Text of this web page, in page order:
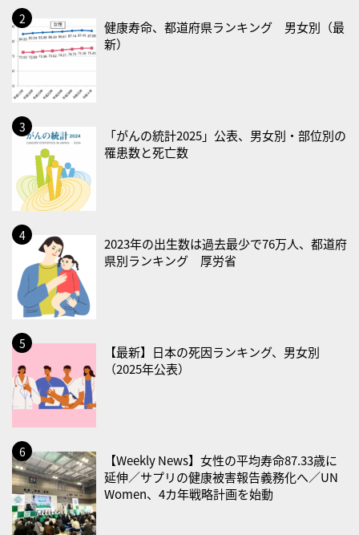
・食育の日
2026/08/21(金)
・治療アプリの日
・献血の日
2026/08/22(土)
・禁煙の日
2026/08/23(日)
・不眠の日
・乳酸菌の日
2026/08/25(火)
・いたわり肌の日
2026/08/26(水)
・風呂の日
2026/08/29(土)
・筋肉強化の日
・ＥＰＡの日
2026/08/31(月)
・菜の日
・血管内破砕術（IVL）の日
健康寿命、都道府県ランキング 男女別（最
新）
「がんの統計2025」公表、男女別・部位別の
罹患数と死亡数
2023年の出生数は過去最少で76万人、都道府
県別ランキング 厚労省
【最新】日本の死因ランキング、男女別
（2025年公表）
【Weekly News】女性の平均寿命87.33歳に
延伸／サプリの健康被害報告義務化へ／UN
Women、4カ年戦略計画を始動